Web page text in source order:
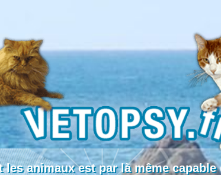
animaux est par là même